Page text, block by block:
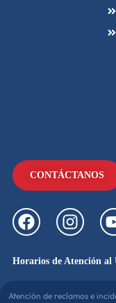
CONTÁCTANOS
Horarios de Atención al
Atención de reclamos e